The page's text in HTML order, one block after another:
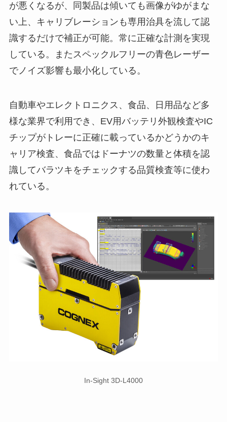
が悪くなるが、同製品は傾いても画像がゆがまな
い上、キャリブレーションも専用治具を流して認
識するだけで補正が可能。常に正確な計測を実現
している。またスペックルフリーの青色レーザー
でノイズ影響も最小化している。
自動車やエレクトロニクス、食品、日用品など多
様な業界で利用でき、EV用バッテリ外観検査やIC
チップがトレーに正確に載っているかどうかのキ
ャリア検査、食品ではドーナツの数量と体積を認
識してバラツキをチェックする品質検査等に使わ
れている。
In-Sight 3D-L4000